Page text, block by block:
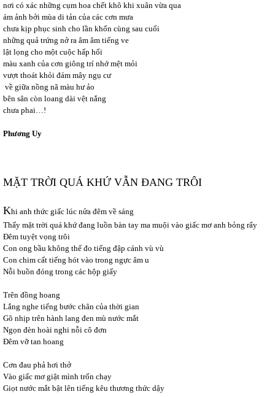
nơi có xác những cụm hoa chết khô khi xuân vừa qua
ám ảnh bởi mùa di tản của các cơn mưa
chưa kịp phục sinh cho lần khốn cùng sau cuối
những quả trứng nở ra âm âm tiếng ve
lật lọng cho một cuộc hấp hối
màu xanh của cơn giông trí nhớ mệt mỏi
vượt thoát khỏi đám mây ngụ cư
về giữa nồng nã màu hư ảo
bên sân còn loang dài vệt nắng
chưa phai…!
Phương Uy
MẶT TRỜI QUÁ KHỨ VẪN ĐANG TRÔI
Khi anh thức giấc lúc nửa đêm về sáng
Thấy mặt trời quá khứ đang luồn bàn tay ma muội vào giấc mơ anh bỏng rẩy
Đêm tuyệt vọng trôi
Con ong bầu không thể đo tiếng đập cánh vù vù
Con chim cất tiếng hót vào trong ngực âm u
Nỗi buồn đóng trong các hộp giấy
Trên đồng hoang
Lắng nghe tiếng bước chân của thời gian
Gõ nhịp trên hành lang đen mù nước mắt
Ngọn đèn hoài nghi nỗi cô đơn
Đêm vỡ tan hoang
Cơn đau phả hơi thở
Vào giấc mơ giật mình trốn chạy
Giọt nước mắt bật lên tiếng kêu thương thức dậy